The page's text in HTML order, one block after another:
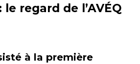
regard de l’AVÉQ
à la première